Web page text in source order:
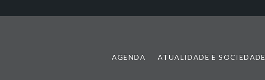
AGENDA ATUALIDADE E SOCIEDADE